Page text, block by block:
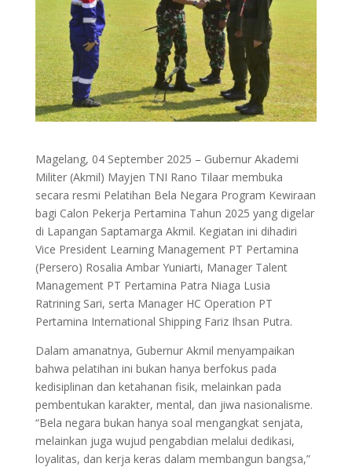
Magelang, 04 September 2025 – Gubernur Akademi
Militer (Akmil) Mayjen TNI Rano Tilaar membuka
secara resmi Pelatihan Bela Negara Program Kewiraan
bagi Calon Pekerja Pertamina Tahun 2025 yang digelar
di Lapangan Saptamarga Akmil. Kegiatan ini dihadiri
Vice President Learning Management PT Pertamina
(Persero) Rosalia Ambar Yuniarti, Manager Talent
Management PT Pertamina Patra Niaga Lusia
Ratrining Sari, serta Manager HC Operation PT
Pertamina International Shipping Fariz Ihsan Putra.
Dalam amanatnya, Gubernur Akmil menyampaikan
bahwa pelatihan ini bukan hanya berfokus pada
kedisiplinan dan ketahanan fisik, melainkan pada
pembentukan karakter, mental, dan jiwa nasionalisme.
“Bela negara bukan hanya soal mengangkat senjata,
melainkan juga wujud pengabdian melalui dedikasi,
loyalitas, dan kerja keras dalam membangun bangsa,”